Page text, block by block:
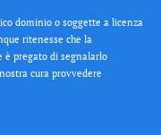
dominio o soggette a licenza
ritenesse che la
è pregato di segnalarlo
cura provvedere